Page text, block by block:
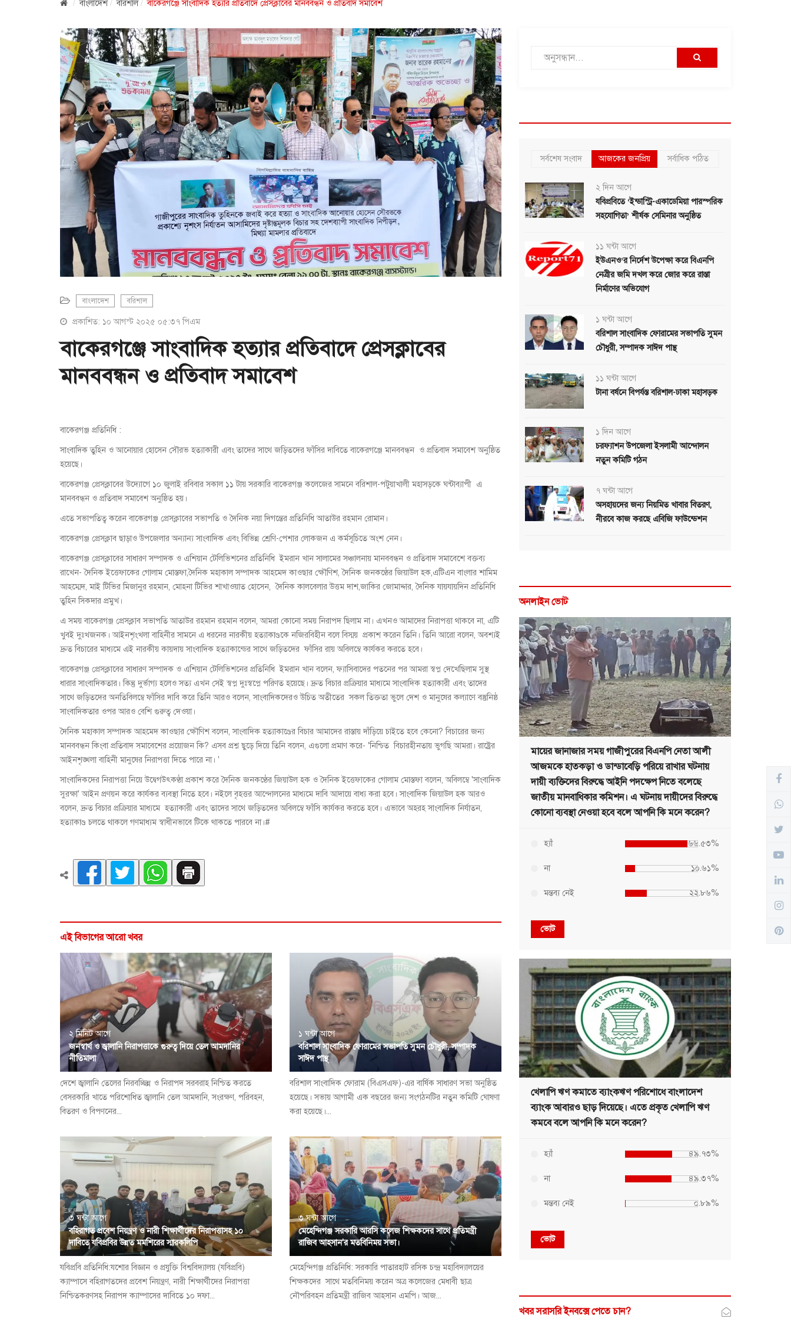
বাংলাদেশ বরিশাল বাকেরগঞ্জে সাংবাদিক হত্যার প্রতিবাদে প্রেসক্লাবের মানববন্ধন ও প্রতিবাদ সমাবেশ
বাংলাদেশ বরিশাল
প্রকাশিত: ১০ আগস্ট ২০২৫ ০৫:৩৭ পিএম
বাকেরগঞ্জে সাংবাদিক হত্যার প্রতিবাদে প্রেসক্লাবের
মানববন্ধন ও প্রতিবাদ সমাবেশ
বাকেরগঞ্জ প্রতিনিধি :
সাংবাদিক তুহিন ও আনোয়ার হোসেন সৌরভ হত্যাকারী এবং তাদের সাথে জড়িতদের ফাঁসির দাবিতে বাকেরগঞ্জে মানববন্ধন ও প্রতিবাদ সমাবেশ অনুষ্ঠিত
হয়েছে।
বাকেরগঞ্জ প্রেসক্লাবের উদ্যোগে ১০ জুলাই রবিবার সকাল ১১ টায় সরকারি বাকেরগঞ্জ কলেজের সামনে বরিশাল-পটুয়াখালী মহাসড়কে ঘন্টাব্যাপী এ
মানববন্ধন ও প্রতিবাদ সমাবেশ অনুষ্ঠিত হয়।
এতে সভাপতিত্ব করেন বাকেরগঞ্জ প্রেসক্লাবের সভাপতি ও দৈনিক নয়া দিগন্তের প্রতিনিধি আতাউর রহমান রোমান।
বাকেরগঞ্জ প্রেসক্লাব ছাড়াও উপজেলার অন্যান্য সাংবাদিক এবং বিভিন্ন শ্রেণি-পেশার লোকজন এ কর্মসূচিতে অংশ নেন।
বাকেরগঞ্জ প্রেসক্লাবের সাধারণ সম্পাদক ও এশিয়ান টেলিভিশনের প্রতিনিধি ইমরান খান সালামের সঞ্চালনায় মানববন্ধন ও প্রতিবাদ সমাবেশে বক্তব্য
রাখেন- দৈনিক ইত্তেফাকের গোলাম মোস্তফা,দৈনিক মহাকাল সম্পাদক আহমেদ কাওছার ক্ষৌণিশ, দৈনিক জনকণ্ঠের জিয়াউল হক,এটিএন বাংলার শামিম
আহম্মেদ, মাই টিভির মিজানুর রহমান, মোহনা টিভির শাখাওয়াত হোসেন, দৈনিক কালবেলার উত্তম দাশ,জাকির জোমাদ্দার, দৈনিক যায়যায়দিন প্রতিনিধি
তুহিন সিকদার প্রমুখ।
এ সময় বাকেরগঞ্জ প্রেসক্লাব সভাপতি আতাউর রহমান রহমান বলেন, আমরা কোনো সময় নিরাপদ ছিলাম না। এখনও আমাদের নিরাপত্তা থাকবে না, এটি
খুবই দুঃখজনক। আইনশৃংখলা বাহিনীর সামনে এ ধরনের নারকীয় হত্যাকাণ্ডকে নজিরবিহীন বলে বিস্ময় প্রকাশ করেন তিনি। তিনি আরো বলেন, অবশ্যই
দ্রুত বিচারের মাধ্যমে এই নারকীয় কায়দায় সাংবাদিক হত্যাকান্ডের সাথে জড়িতদের ফাঁসির রায় অবিলম্বে কার্যকর করতে হবে।
বাকেরগঞ্জ প্রেসক্লাবের সাধারণ সম্পাদক ও এশিয়ান টেলিভিশনের প্রতিনিধি ইমরান খান বলেন, ফ্যাসিবাদের পতনের পর আমরা স্বপ্ন দেখেছিলাম সুস্থ
ধারার সাংবাদিকতার। কিন্তু দুর্ভাগ্য হলেও সত্য এখন সেই স্বপ্ন দুঃস্বপ্নে পরিণত হয়েছে। দ্রুত বিচার প্রক্রিয়ার মাধ্যমে সাংবাদিক হত্যাকারী এবং তাদের
সাথে জড়িতদের অনতিবিলম্বে ফাঁসির দাবি করে তিনি আরও বলেন, সাংবাদিকদেরও উচিত অতীতের সকল তিক্ততা ভুলে দেশ ও মানুষের কল্যাণে বস্তুনিষ্ঠ
সাংবাদিকতার ওপর আরও বেশি গুরুত্ব দেওয়া।
দৈনিক মহাকাল সম্পাদক আহমেদ কাওছার ক্ষৌণিশ বলেন, সাংবাদিক হত্যাকাণ্ডের বিচার আমাদের রাস্তায় দাঁড়িয়ে চাইতে হবে কেনো? বিচারের জন্য
মানববন্ধন কিংবা প্রতিবাদ সমাবেশের প্রয়োজন কি? এসব প্রশ্ন ছুড়ে দিয়ে তিনি বলেন, এগুলো প্রমাণ করে- 'নিশ্চিত বিচারহীনতায় ভুগছি আমরা। রাষ্ট্রের
আইনশৃঙ্খলা বাহিনী মানুষের নিরাপত্তা দিতে পারে না। '
সাংবাদিকদের নিরাপত্তা নিয়ে উদ্বেগউৎকণ্ঠা প্রকাশ করে দৈনিক জনকণ্ঠের জিয়াউল হক ও দৈনিক ইত্তেফাকের গোলাম মোস্তফা বলেন, অবিলম্বে 'সাংবাদিক
সুরক্ষা' আইন প্রণয়ন করে কার্যকর ব্যবস্থা নিতে হবে। নইলে বৃহত্তর আন্দোলনের মাধ্যমে দাবি আদায়ে বাধ্য করা হবে। সাংবাদিক জিয়াউল হক আরও
বলেন, দ্রুত বিচার প্রক্রিয়ার মাধ্যমে হত্যাকারী এবং তাদের সাথে জড়িতদের অবিলম্বে ফাঁসি কার্যকর করতে হবে। এভাবে অহরহ সাংবাদিক নির্যাতন,
হত্যাকাণ্ড চলতে থাকলে গণমাধ্যম স্বাধীনভাবে টিকে থাকতে পারবে না।#
এই বিভাগের আরো খবর
২ মিনিট আগে
জনস্বার্থ ও জ্বালানি নিরাপত্তাকে গুরুত্ব দিয়ে তেল আমদানির
নীতিমালা
দেশে জ্বালানি তেলের নিরবচ্ছিন্ন ও নিরাপদ সরবরাহ নিশ্চিত করতে
বেসরকারি খাতে পরিশোধিত জ্বালানি তেল আমদানি, সংরক্ষণ, পরিবহন,
বিতরণ ও বিপণনের...
১ ঘন্টা আগে
বরিশাল সাংবাদিক ফোরামের সভাপতি সুমন চৌধুরী, সম্পাদক
সাঈদ পান্থ
বরিশাল সাংবাদিক ফোরাম (বিএসএফ)-এর বার্ষিক সাধারণ সভা অনুষ্ঠিত
হয়েছে। সভায় আগামী এক বছরের জন্য সংগঠনটির নতুন কমিটি ঘোষণা
করা হয়েছে।...
৩ ঘন্টা আগে
বহিরাগত প্রবেশ নিয়ন্ত্রণ ও নারী শিক্ষার্থীদের নিরাপত্তাসহ ১০
দাবিতে যবিপ্রবির উন্নত মমশিরের স্মারকলিপি
যবিপ্রবি প্রতিনিধি:যশোর বিজ্ঞান ও প্রযুক্তি বিশ্ববিদ্যালয় (যবিপ্রবি)
ক্যাম্পাসে বহিরাগতদের প্রবেশ নিয়ন্ত্রণ, নারী শিক্ষার্থীদের নিরাপত্তা
নিশ্চিতকরণসহ নিরাপদ ক্যাম্পাসের দাবিতে ১০ দফা...
৩ ঘন্টা আগে
মেহেন্দিগঞ্জ সরকারি আরসি কলেজ শিক্ষকদের সাথে প্রতিমন্ত্রী
রাজিব আহসান'র মতবিনিময় সভা।
মেহেন্দিগঞ্জ প্রতিনিধি: সরকারি পাতারহাট রসিক চন্দ্র মহাবিদ্যালয়ের
শিক্ষকদের সাথে মতবিনিময় করেন অত্র কলেজের মেধাবী ছাত্র
নৌপরিবহন প্রতিমন্ত্রী রাজিব আহসান এমপি। আজ...
সর্বশেষ সংবাদ আজকের জনপ্রিয় সর্বাধিক পঠিত
২ দিন আগে
যবিপ্রবিতে ‘ইন্ডাস্ট্রি-একাডেমিয়া পারস্পরিক
সহযোগিতা’ শীর্ষক সেমিনার অনুষ্ঠিত
১১ ঘন্টা আগে
ইউএনও’র নির্দেশ উপেক্ষা করে বিএনপি
নেত্রীর জমি দখল করে জোর করে রাস্তা
নির্মাণের অভিযোগ
১ ঘন্টা আগে
বরিশাল সাংবাদিক ফোরামের সভাপতি সুমন
চৌধুরী, সম্পাদক সাঈদ পান্থ
১১ ঘন্টা আগে
টানা বর্ষনে বিপর্যস্ত বরিশাল-ঢাকা মহাসড়ক
১ দিন আগে
চরফ্যাশন উপজেলা ইসলামী আন্দোলন
নতুন কমিটি গঠন
৭ ঘন্টা আগে
অসহায়দের জন্য নিয়মিত খাবার বিতরণ,
নীরবে কাজ করছে এবিজি ফাউন্ডেশন
অনলাইন ভোট
মায়ের জানাজার সময় গাজীপুরের বিএনপি নেতা আলী
আজমকে হাতকড়া ও ডান্ডাবেড়ি পরিয়ে রাখার ঘটনায়
দায়ী ব্যক্তিদের বিরুদ্ধে আইনি পদক্ষেপ নিতে বলেছে
জাতীয় মানবাধিকার কমিশন। এ ঘটনায় দায়ীদের বিরুদ্ধে
কোনো ব্যবস্থা নেওয়া হবে বলে আপনি কি মনে করেন?
হ্যাঁ ৬৬.৫৩%
না ১০.৬১%
মন্তব্য নেই ২২.৮৬%
ভোট
খেলাপি ঋণ কমাতে ব্যাংকঋণ পরিশোধে বাংলাদেশ
ব্যাংক আবারও ছাড় দিয়েছে। এতে প্রকৃত খেলাপি ঋণ
কমবে বলে আপনি কি মনে করেন?
হ্যাঁ ৪৯.৭৩%
না ৪৯.৩৭%
মন্তব্য নেই ০.৮৯%
ভোট
খবর সরাসরি ইনবক্সে পেতে চান?